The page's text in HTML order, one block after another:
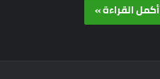
أكمل القراءة »